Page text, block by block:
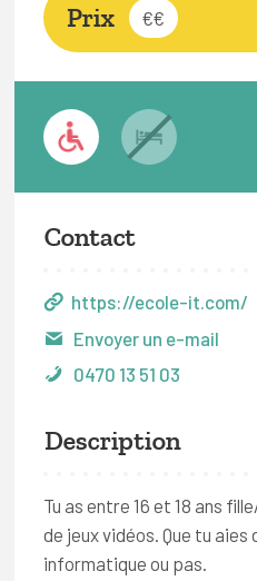
Prix €€
Contact
https://ecole-it.com/
Envoyer un e-mail
0470 13 51 03
Description
Tu as entre 16 et 18 ans
de jeux vidéos. Que tu aies
informatique ou pas.